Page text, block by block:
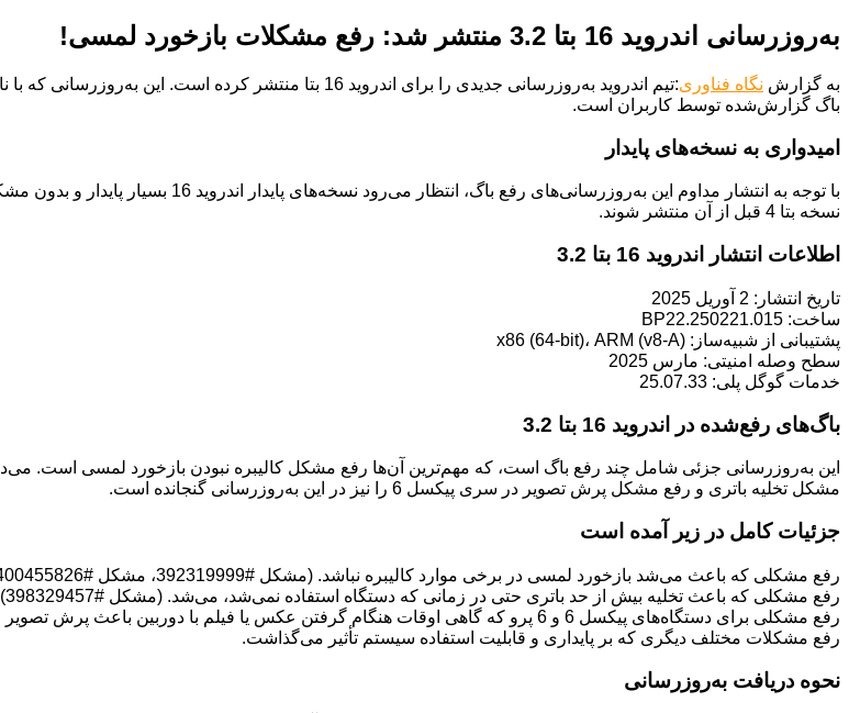
به‌روزرسانی اندروید 16 بتا 3.2 منتشر شد: رفع مشکلات بازخورد لمسی!
به گزارش نگاه فناوری
باگ گزارش‌شده توسط کاربران است.
امیدواری به نسخه‌های پایدار
نسخه بتا 4 قبل از آن منتشر شوند.
اطلاعات انتشار اندروید 16 بتا 3.2
تاریخ انتشار: 2 آوریل 2025
ساخت: BP22.250221.015
پشتیبانی از شبیه‌ساز: x86 (64-bit)، ARM (v8-A)
سطح وصله امنیتی: مارس 2025
خدمات گوگل پلی: 25.07.33
باگ‌های رفع‌شده در اندروید 16 بتا 3.2
این به‌روزرسانی جزئی شامل چند رفع باگ است، که مهم‌ترین آن‌ها رفع مشکل کالیبره نبودن بازخورد لمسی است.
مشکل تخلیه باتری و رفع مشکل پرش تصویر در سری پیکسل 6 را نیز در این به‌روزرسانی گنجانده است.
جزئیات کامل در زیر آمده است
رفع مشکلی که باعث می‌شد بازخورد لمسی در برخی موارد کالیبره نباشد. (مشکل #392319999، مشکل #400455826)
رفع مشکلی که باعث تخلیه بیش از حد باتری حتی در زمانی که دستگاه استفاده نمی‌شد، می‌شد. (مشکل #398329457)
رفع مشکلی برای دستگاه‌های پیکسل 6 و 6 پرو که گاهی اوقات هنگام گرفتن عکس یا فیلم با دوربین باعث پرش تصویر می‌شد.
رفع مشکلات مختلف دیگری که بر پایداری و قابلیت استفاده سیستم تأثیر می‌گذاشت.
نحوه دریافت به‌روزرسانی